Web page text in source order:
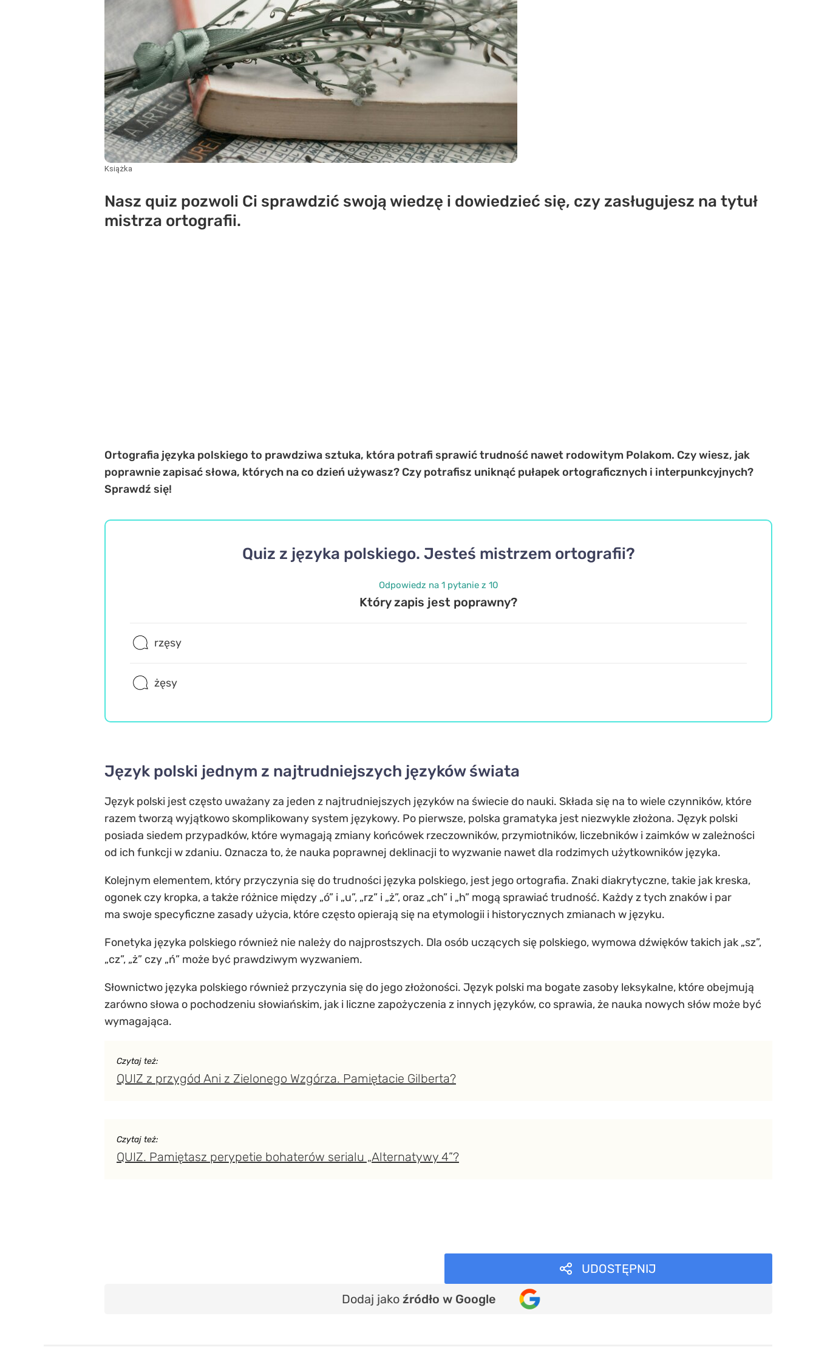
Książka
Nasz quiz pozwoli Ci sprawdzić swoją wiedzę i dowiedzieć się, czy zasługujesz na tytuł
mistrza ortografii.
Ortografia języka polskiego to prawdziwa sztuka, która potrafi sprawić trudność nawet rodowitym Polakom. Czy wiesz, jak
poprawnie zapisać słowa, których na co dzień używasz? Czy potrafisz uniknąć pułapek ortograficznych i interpunkcyjnych?
Sprawdź się!
Quiz z języka polskiego. Jesteś mistrzem ortografii?
Odpowiedz na 1 pytanie z 10
Który zapis jest poprawny?
rzęsy
żęsy
Język polski jednym z najtrudniejszych języków świata
Język polski jest często uważany za jeden z najtrudniejszych języków na świecie do nauki. Składa się na to wiele czynników, które
razem tworzą wyjątkowo skomplikowany system językowy. Po pierwsze, polska gramatyka jest niezwykle złożona. Język polski
posiada siedem przypadków, które wymagają zmiany końcówek rzeczowników, przymiotników, liczebników i zaimków w zależności
od ich funkcji w zdaniu. Oznacza to, że nauka poprawnej deklinacji to wyzwanie nawet dla rodzimych użytkowników języka.
Kolejnym elementem, który przyczynia się do trudności języka polskiego, jest jego ortografia. Znaki diakrytyczne, takie jak kreska,
ogonek czy kropka, a także różnice między „ó” i „u”, „rz” i „ż”, oraz „ch” i „h” mogą sprawiać trudność. Każdy z tych znaków i par
ma swoje specyficzne zasady użycia, które często opierają się na etymologii i historycznych zmianach w języku.
Fonetyka języka polskiego również nie należy do najprostszych. Dla osób uczących się polskiego, wymowa dźwięków takich jak „sz”,
„cz”, „ż” czy „ń” może być prawdziwym wyzwaniem.
Słownictwo języka polskiego również przyczynia się do jego złożoności. Język polski ma bogate zasoby leksykalne, które obejmują
zarówno słowa o pochodzeniu słowiańskim, jak i liczne zapożyczenia z innych języków, co sprawia, że nauka nowych słów może być
wymagająca.
Czytaj też:
QUIZ z przygód Ani z Zielonego Wzgórza. Pamiętacie Gilberta?
Czytaj też:
QUIZ. Pamiętasz perypetie bohaterów serialu „Alternatywy 4”?
UDOSTĘPNIJ
Dodaj jako źródło w Google